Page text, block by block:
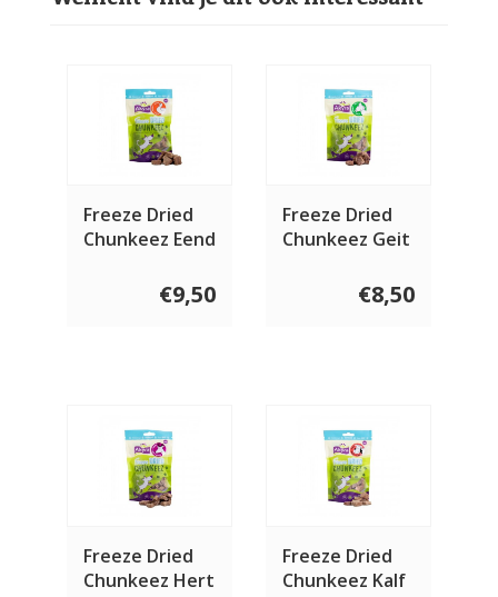
Freeze Dried
Chunkeez Eend
€9,50
Freeze Dried
Chunkeez Geit
€8,50
Freeze Dried
Chunkeez Hert
Freeze Dried
Chunkeez Kalf